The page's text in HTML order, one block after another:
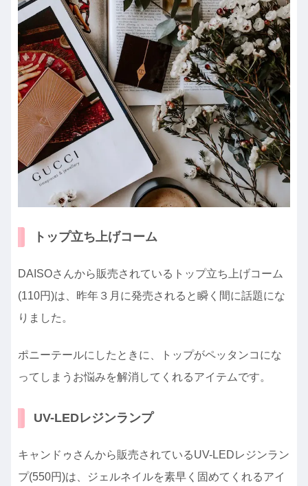
トップ立ち上げコーム
DAISOさんから販売されているトップ立ち上げコーム
(110円)は、昨年３月に発売されると瞬く間に話題にな
りました。
ポニーテールにしたときに、トップがペッタンコにな
ってしまうお悩みを解消してくれるアイテムです。
UV-LEDレジンランプ
キャンドゥさんから販売されているUV-LEDレジンラン
プ(550円)は、ジェルネイルを素早く固めてくれるアイ